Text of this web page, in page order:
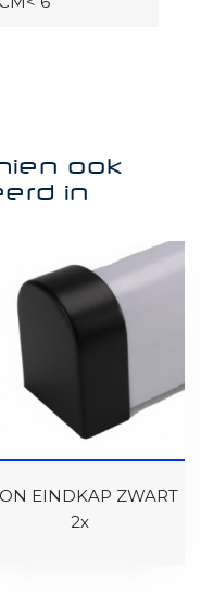
ook
in
EINDKAP ZWART
2x